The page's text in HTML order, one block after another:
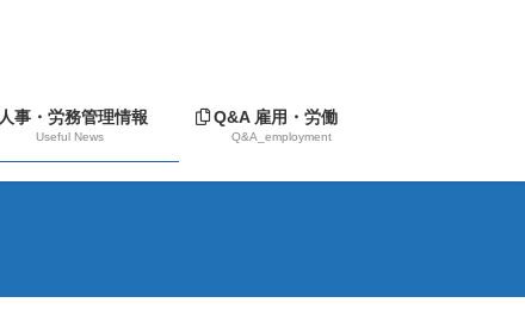
人事・労務管理情報
Useful News
Q&A 雇用・労働
Q&A_employment